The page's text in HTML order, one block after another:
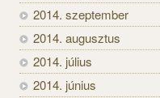
2014. szeptember
2014. augusztus
2014. július
2014. június